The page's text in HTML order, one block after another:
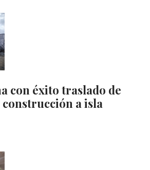
con éxito traslado de
a isla